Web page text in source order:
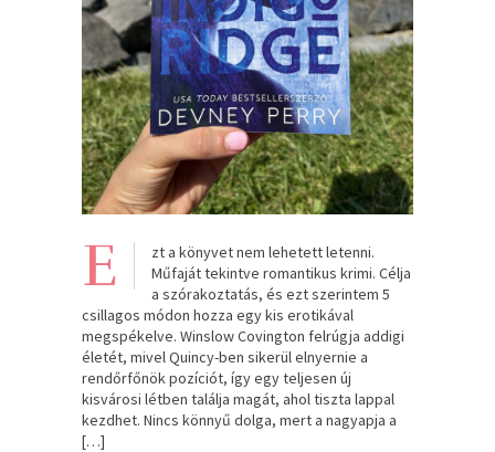
E
zt a könyvet nem lehetett letenni.
Műfaját tekintve romantikus krimi. Célja
a szórakoztatás, és ezt szerintem 5
csillagos módon hozza egy kis erotikával
megspékelve. Winslow Covington felrúgja addigi
életét, mivel Quincy-ben sikerül elnyernie a
rendőrfőnök pozíciót, így egy teljesen új
kisvárosi létben találja magát, ahol tiszta lappal
kezdhet. Nincs könnyű dolga, mert a nagyapja a
[…]